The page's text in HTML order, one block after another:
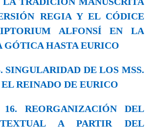
REGIA Y EL CÓDICE
ALFONSÍ EN LA
GÓTICA HASTA EURICO
SINGULARIDAD DE LOS MSS.
EL REINADO DE EURICO
16. REORGANIZACIÓN DEL
A PARTIR DEL